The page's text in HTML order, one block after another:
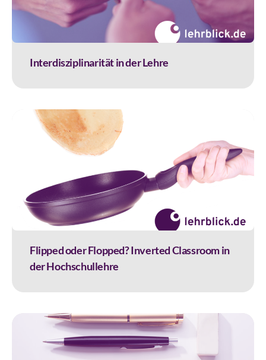
Interdisziplinarität in der Lehre
Flipped oder Flopped? Inverted Classroom in
der Hochschullehre